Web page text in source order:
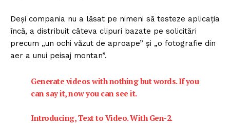
Deși compania nu a lăsat pe nimeni să testeze aplicația
încă, a distribuit câteva clipuri bazate pe solicitări
precum „un ochi văzut de aproape” și „o fotografie din
aer a unui peisaj montan”.
Generate videos with nothing but words. If you
can say it, now you can see it.
Introducing, Text to Video. With Gen-2.